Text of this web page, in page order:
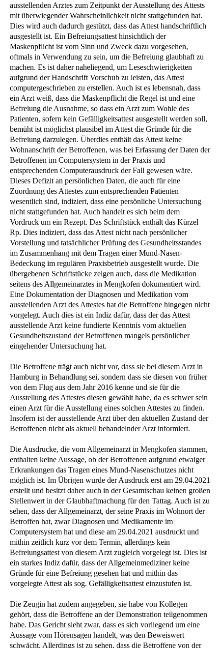
ausstellenden Arztes zum Zeitpunkt der Ausstellung des Attests
mit überwiegender Wahrscheinlichkeit nicht stattgefunden hat.
Dies wird auch dadurch gestützt, dass das Attest handschriftlich
ausgestellt ist. Ein Befreiungsattest hinsichtlich der
Maskenpflicht ist vom Sinn und Zweck dazu vorgesehen,
oftmals in Verwendung zu sein, um die Befreiung glaubhaft zu
machen. Es ist daher naheliegend, um Leseschwierigkeiten
aufgrund der Handschrift Vorschub zu leisten, das Attest
computergeschrieben zu erstellen. Auch ist es lebensnah, dass
ein Arzt weiß, dass die Maskenpflicht die Regel ist und eine
Befreiung die Ausnahme, so dass ein Arzt zum Wohle des
Patienten, sofern kein Gefälligkeitsattest ausgestellt werden soll,
bemüht ist möglichst plausibel im Attest die Gründe für die
Befreiung darzulegen. Überdies enthält das Attest keine
Wohnanschrift der Betroffenen, was bei Erfassung der Daten der
Betroffenen im Computersystem in der Praxis und
entsprechenden Computerausdruck der Fall gewesen wäre.
Dieses Defizit an persönlichen Daten, die auch für eine
Zuordnung des Attestes zum entsprechenden Patienten
wesentlich sind, indiziert, dass eine persönliche Untersuchung
nicht stattgefunden hat. Auch handelt es sich beim dem
Vordruck um ein Rezept. Das Schriftstück enthält das Kürzel
Rp. Dies indiziert, dass das Attest nicht nach persönlicher
Vorstellung und tatsächlicher Prüfung des Gesundheitsstandes
im Zusammenhang mit dem Tragen einer Mund-Nasen-
Bedeckung im regulären Praxisbetrieb ausgestellt wurde. Die
übergebenen Schriftstücke zeigen auch, dass die Medikation
seitens des Allgemeinarztes in Mengkofen dokumentiert wird.
Eine Dokumentation der Diagnosen und Medikation vom
ausstellenden Arzt des Attestes hat die Betroffene hingegen nicht
vorgelegt. Auch dies ist ein Indiz dafür, dass der das Attest
ausstellende Arzt keine fundierte Kenntnis vom aktuellen
Gesundheitszustand der Betroffenen mangels persönlicher
eingehender Untersuchung hat.
Die Betroffene trägt auch nicht vor, dass sie bei diesem Arzt in
Hamburg in Behandlung sei, sondern dass sie diesen von früher
von dem Flug aus dem Jahr 2016 kenne und sie für die
Ausstellung des Attestes diesen gewählt habe, da es schwer sein
einen Arzt für die Ausstellung eines solchen Attestes zu finden.
Insofern ist der ausstellende Arzt über den aktuellen Zustand der
Betroffenen nicht als aktuell behandelnder Arzt informiert.
Die Ausdrucke, die vom Allgemeinarzt in Mengkofen stammen,
enthalten keine Aussage, ob der Betroffenen aufgrund etwaiger
Erkrankungen das Tragen eines Mund-Nasenschutzes nicht
möglich ist. Im Übrigen wurde der Ausdruck erst am 29.04.2021
erstellt und besitzt daher auch in der Gesamtschau keinen großen
Stellenwert in der Glaubhaftmachung für den Tattag. Auch ist zu
sehen, dass der Allgemeinarzt, der seine Praxis im Wohnort der
Betroffen hat, zwar Diagnosen und Medikamente im
Computersystem hat und diese am 29.04.2021 ausdruckt und
mithin zeitlich kurz vor dem Termin, allerdings kein
Befreiungsattest von diesem Arzt zugleich vorgelegt ist. Dies ist
ein starkes Indiz dafür, dass der Allgemeinmediziner keine
Gründe für eine Befreiung gesehen hat und mithin das
vorgelegte Attest als sog. Gefälligkeitsattest einzustufen ist.
Die Zeugin hat zudem angegeben, sie habe von Kollegen
gehört, dass die Betroffene an der Demonstration teilgenommen
habe. Das Gericht sieht zwar, dass es sich vorliegend um eine
Aussage vom Hörensagen handelt, was den Beweiswert
schwächt. Allerdings ist zu sehen, dass die Betroffene von der